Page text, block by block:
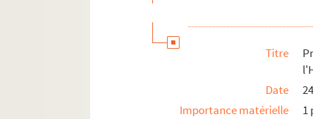
Titre
Date
Importance matérielle
1